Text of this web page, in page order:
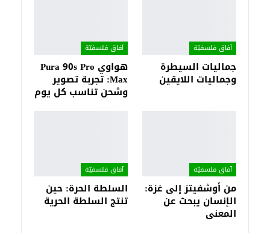
آفاق فلسفيّة‎
جماليات السيطرة
وجماليات اللايقين
آفاق فلسفيّة‎
هواوي Pura 90s Pro
Max: تجربة تصوير
وشحن تناسب كل يوم
آفاق فلسفيّة‎
من أوشفيتز إلى غزة:
الإنسان يبحث عن
المعنى
آفاق فلسفيّة‎
السلطة الحرة: حين
تنتج السلطة الحرية